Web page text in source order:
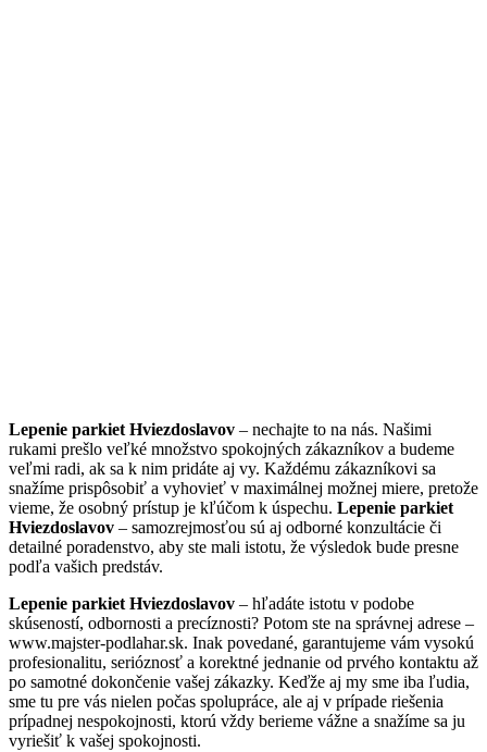
Lepenie parkiet Hviezdoslavov – nechajte to na nás. Našimi
rukami prešlo veľké množstvo spokojných zákazníkov a budeme
veľmi radi, ak sa k nim pridáte aj vy. Každému zákazníkovi sa
snažíme prispôsobiť a vyhovieť v maximálnej možnej miere, pretože
vieme, že osobný prístup je kľúčom k úspechu. Lepenie parkiet
Hviezdoslavov – samozrejmosťou sú aj odborné konzultácie či
detailné poradenstvo, aby ste mali istotu, že výsledok bude presne
podľa vašich predstáv.
Lepenie parkiet Hviezdoslavov – hľadáte istotu v podobe
skúseností, odbornosti a precíznosti? Potom ste na správnej adrese –
www.majster-podlahar.sk. Inak povedané, garantujeme vám vysokú
profesionalitu, serióznosť a korektné jednanie od prvého kontaktu až
po samotné dokončenie vašej zákazky. Keďže aj my sme iba ľudia,
sme tu pre vás nielen počas spolupráce, ale aj v prípade riešenia
prípadnej nespokojnosti, ktorú vždy berieme vážne a snažíme sa ju
vyriešiť k vašej spokojnosti.